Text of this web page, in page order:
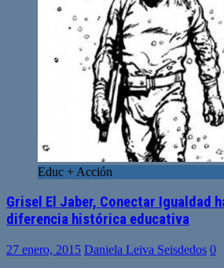
Educ + Acción
Grisel El Jaber, Conectar Igualdad
diferencia histórica educativa
27 enero, 2015 Daniela Leiva Seisdedos 0